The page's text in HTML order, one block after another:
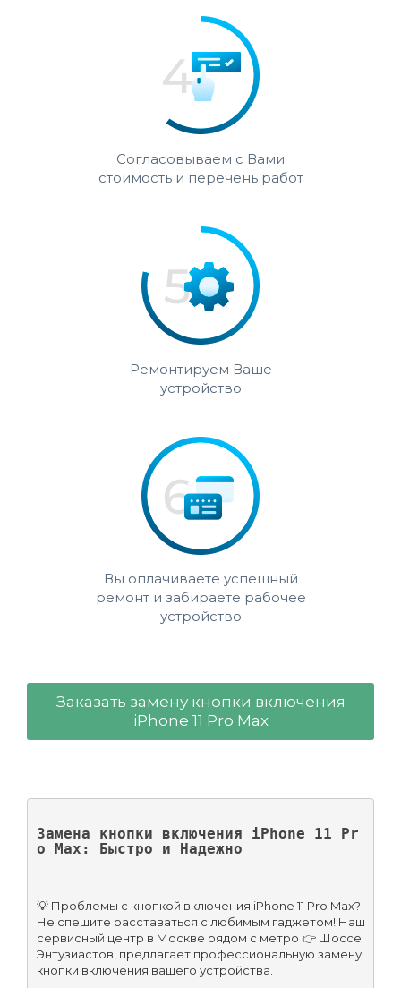
Согласовываем с Вами
стоимость и перечень работ
Ремонтируем Ваше
устройство
Вы оплачиваете успешный
ремонт и забираете рабочее
устройство
Заказать замену кнопки включения
iPhone 11 Pro Max
Замена кнопки включения iPhone 11 Pr
o Max: Быстро и Надежно
💡 Проблемы с кнопкой включения iPhone 11 Pro Max?
Не спешите расставаться с любимым гаджетом! Наш
сервисный центр в Москве рядом с метро 👉 Шоссе
Энтузиастов, предлагает профессиональную замену
кнопки включения вашего устройства.